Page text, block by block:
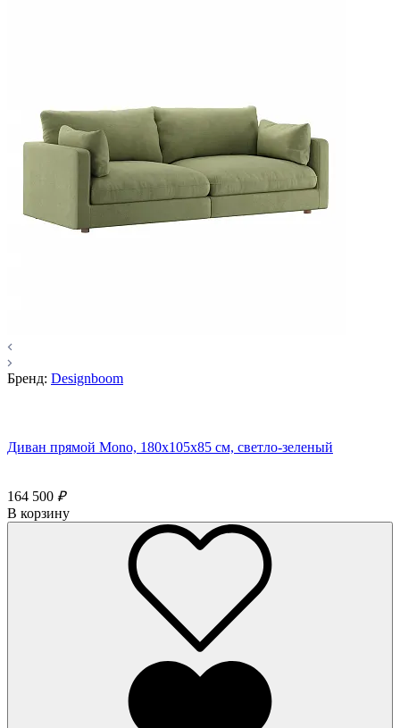
Бренд: Designboom
Диван прямой Mono, 180x105х85 см, светло-зеленый
164 500 ₽
В корзину